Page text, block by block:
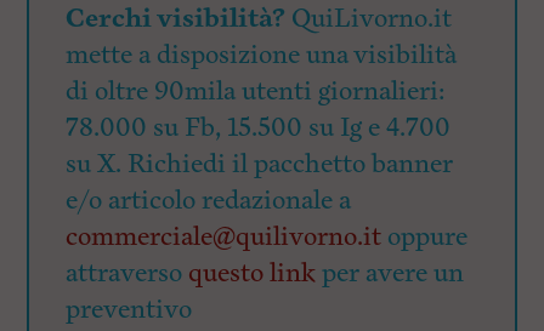
Cerchi visibilità? QuiLivorno.it
mette a disposizione una visibilità
di oltre 90mila utenti giornalieri:
78.000 su Fb, 15.500 su Ig e 4.700
su X. Richiedi il pacchetto banner
e/o articolo redazionale a
commerciale@quilivorno.it oppure
attraverso questo linkper avere un
preventivo